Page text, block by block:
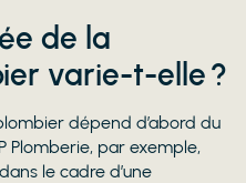
de la
varie-t-elle ?
dépend d’abord du
Plomberie, par exemple,
le cadre d’une